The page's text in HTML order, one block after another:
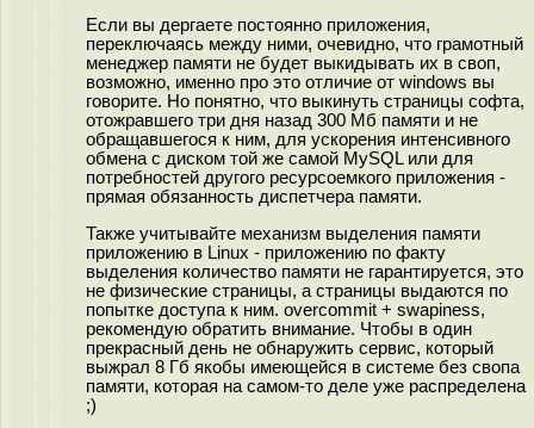
Если вы дергаете постоянно приложения,
переключаясь между ними, очевидно, что грамотный
менеджер памяти не будет выкидывать их в своп,
возможно, именно про это отличие от windows вы
говорите. Но понятно, что выкинуть страницы софта,
отожравшего три дня назад 300 Мб памяти и не
обращавшегося к ним, для ускорения интенсивного
обмена с диском той же самой MySQL или для
потребностей другого ресурсоемкого приложения -
прямая обязанность диспетчера памяти.
Также учитывайте механизм выделения памяти
приложению в Linux - приложению по факту
выделения количество памяти не гарантируется, это
не физические страницы, а страницы выдаются по
попытке доступа к ним. overcommit + swapiness,
рекомендую обратить внимание. Чтобы в один
прекрасный день не обнаружить сервис, который
выжрал 8 Гб якобы имеющейся в системе без свопа
памяти, которая на самом-то деле уже распределена
;)